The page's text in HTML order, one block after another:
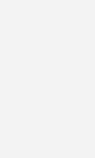
2 % der
Monitoring Tool
die
und kann
darüber
Monitoring
die Überwachung
Bei fehlerhaften